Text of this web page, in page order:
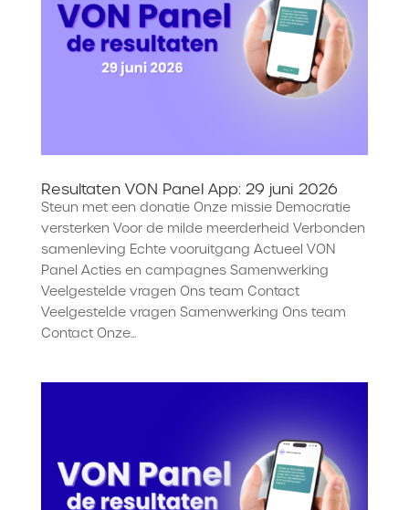
Resultaten VON Panel App: 29 juni 2026
Steun met een donatie Onze missie Democratie
versterken Voor de milde meerderheid Verbonden
samenleving Echte vooruitgang Actueel VON
Panel Acties en campagnes Samenwerking
Veelgestelde vragen Ons team Contact
Veelgestelde vragen Samenwerking Ons team
Contact Onze...